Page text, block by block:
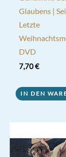
Glaubens |
Letzte
DVD
7,70€
IN DEN